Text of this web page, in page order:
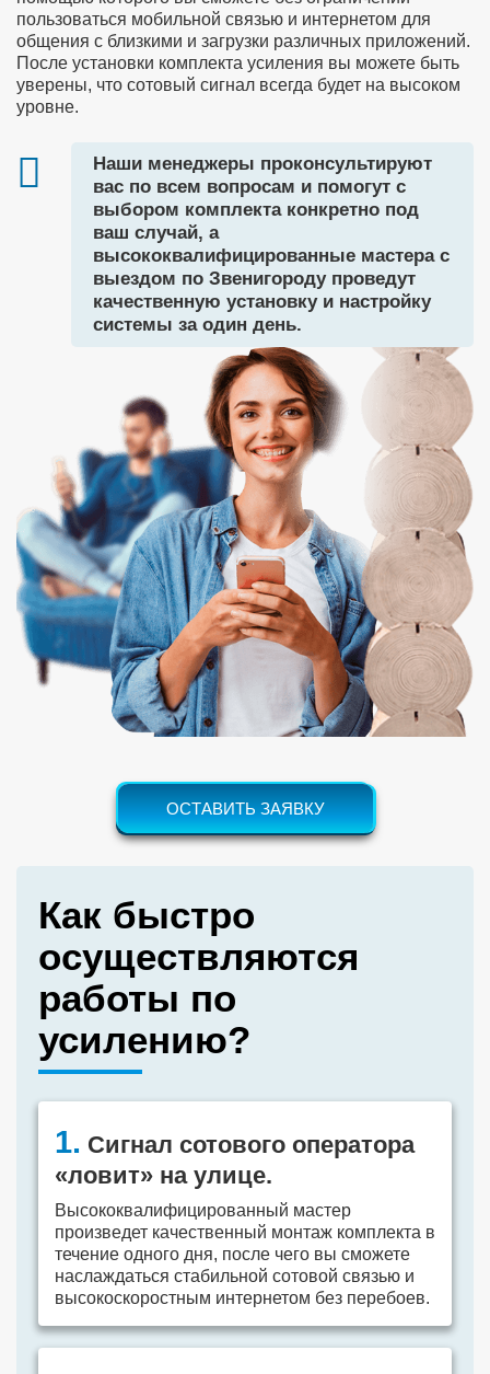
пользоваться мобильной связью и интернетом для
общения с близкими и загрузки различных приложений.
После установки комплекта усиления вы можете быть
уверены, что сотовый сигнал всегда будет на высоком
уровне.
Наши менеджеры проконсультируют
вас по всем вопросам и помогут с
выбором комплекта конкретно под
ваш случай, а
высококвалифицированные мастера с
выездом по Звенигороду проведут
качественную установку и настройку
системы за один день.
ОСТАВИТЬ ЗАЯВКУ
Как быстро
осуществляются
работы по
усилению?
1. Сигнал сотового оператора
«ловит» на улице.
Высококвалифицированный мастер
произведет качественный монтаж комплекта в
течение одного дня, после чего вы сможете
наслаждаться стабильной сотовой связью и
высокоскоростным интернетом без перебоев.